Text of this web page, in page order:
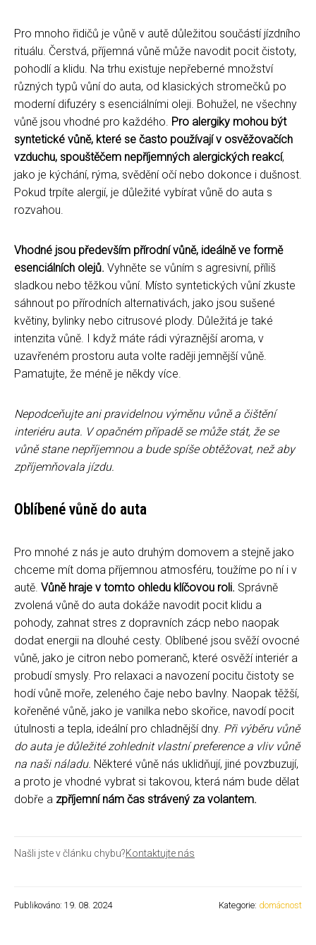
Pro mnoho řidičů je vůně v autě důležitou součástí jízdního
rituálu. Čerstvá, příjemná vůně může navodit pocit čistoty,
pohodlí a klidu. Na trhu existuje nepřeberné množství
různých typů vůní do auta, od klasických stromečků po
moderní difuzéry s esenciálními oleji. Bohužel, ne všechny
vůně jsou vhodné pro každého. Pro alergiky mohou být
syntetické vůně, které se často používají v osvěžovačích
vzduchu, spouštěčem nepříjemných alergických reakcí,
jako je kýchání, rýma, svědění očí nebo dokonce i dušnost.
Pokud trpíte alergií, je důležité vybírat vůně do auta s
rozvahou.
Vhodné jsou především přírodní vůně, ideálně ve formě
esenciálních olejů. Vyhněte se vůním s agresivní, příliš
sladkou nebo těžkou vůní. Místo syntetických vůní zkuste
sáhnout po přírodních alternativách, jako jsou sušené
květiny, bylinky nebo citrusové plody. Důležitá je také
intenzita vůně. I když máte rádi výraznější aroma, v
uzavřeném prostoru auta volte raději jemnější vůně.
Pamatujte, že méně je někdy více.
Nepodceňujte ani pravidelnou výměnu vůně a čištění
interiéru auta. V opačném případě se může stát, že se
vůně stane nepříjemnou a bude spíše obtěžovat, než aby
zpříjemňovala jízdu.
Oblíbené vůně do auta
Pro mnohé z nás je auto druhým domovem a stejně jako
chceme mít doma příjemnou atmosféru, toužíme po ní i v
autě. Vůně hraje v tomto ohledu klíčovou roli. Správně
zvolená vůně do auta dokáže navodit pocit klidu a
pohody, zahnat stres z dopravních zácp nebo naopak
dodat energii na dlouhé cesty. Oblíbené jsou svěží ovocné
vůně, jako je citron nebo pomeranč, které osvěží interiér a
probudí smysly. Pro relaxaci a navození pocitu čistoty se
hodí vůně moře, zeleného čaje nebo bavlny. Naopak těžší,
kořeněné vůně, jako je vanilka nebo skořice, navodí pocit
útulnosti a tepla, ideální pro chladnější dny. Při výběru vůně
do auta je důležité zohlednit vlastní preference a vliv vůně
na naši náladu. Některé vůně nás uklidňují, jiné povzbuzují,
a proto je vhodné vybrat si takovou, která nám bude dělat
dobře a zpříjemní nám čas strávený za volantem.
Našli jste v článku chybu?Kontaktujte nás
Publikováno: 19. 08. 2024 Kategorie: domácnost